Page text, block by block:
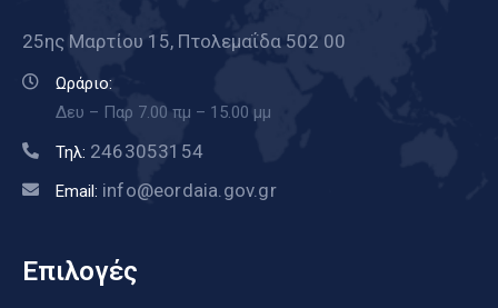
25ης Μαρτίου 15, Πτολεμαΐδα 502 00
Ωράριο:
Δευ – Παρ 7.00 πμ – 15.00 μμ
Τηλ: 2463053154
Email: info@eordaia.gov.gr
Επιλογές